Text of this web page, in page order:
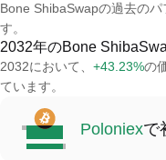
Bone ShibaSwapの過去の
す。
2032年のBone
2032において、 +43.23%の
ています。
Poloniexで